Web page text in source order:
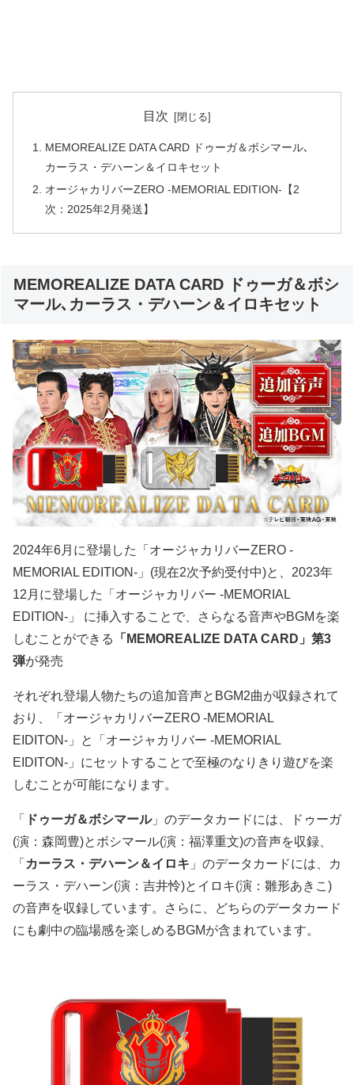
目次
MEMOREALIZE DATA CARD ドゥーガ＆ボシマール､
カーラス・デハーン＆イロキセット
オージャカリバーZERO -MEMORIAL EDITION-【2
次：2025年2月発送】
MEMOREALIZE DATA CARD ドゥーガ＆ボシ
マール､カーラス・デハーン＆イロキセット
2024年6月に登場した「オージャカリバーZERO -
MEMORIAL EDITION-」(現在2次予約受付中)と、2023年
12月に登場した「オージャカリバー -MEMORIAL
EDITION-」 に挿入することで、さらなる音声やBGMを楽
しむことができる
「MEMOREALIZE DATA CARD」第3
弾が発売
それぞれ登場人物たちの追加音声とBGM2曲が収録されて
おり、「オージャカリバーZERO -MEMORIAL
EIDITON-」と「オージャカリバー -MEMORIAL
EIDITON-」にセットすることで至極のなりきり遊びを楽
しむことが可能になります。
「 ドゥーガ＆ボシマール」のデータカードには、ドゥーガ
(演：森岡豊)とボシマール(演：福澤重文)の音声を収録、
「 カーラス・デハーン＆イロキ 」のデータカードには、カ
ーラス・デハーン(演：吉井怜)とイロキ(演：雛形あきこ)
の音声を収録しています。さらに、どちらのデータカード
にも劇中の臨場感を楽しめるBGMが含まれています。